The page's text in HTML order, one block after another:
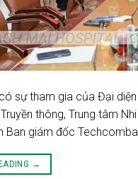
sự tham gia của Đại
thông, Trung tâm
Ban giám đốc
→